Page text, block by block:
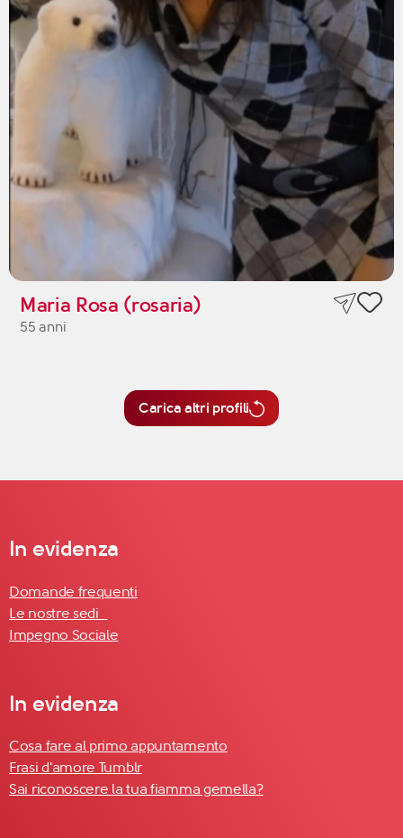
Maria Rosa (rosaria)
55 anni
Carica altri profili
In evidenza
Domande frequenti
Le nostre sedi
Impegno Sociale
In evidenza
Cosa fare al primo appuntamento
Frasi d'amore Tumblr
Sai riconoscere la tua fiamma gemella?